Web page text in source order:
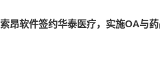
索昂软件签约华泰医疗，实施OA与